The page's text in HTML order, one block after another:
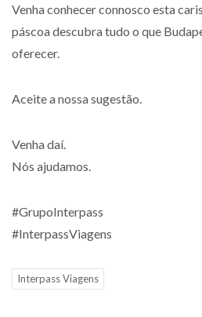
Venha conhecer connosco esta
páscoa descubra tudo o que
oferecer.
Aceite a nossa sugestão.
Venha daí.
Nós ajudamos.
#GrupoInterpass
#InterpassViagens
Interpass Viagens